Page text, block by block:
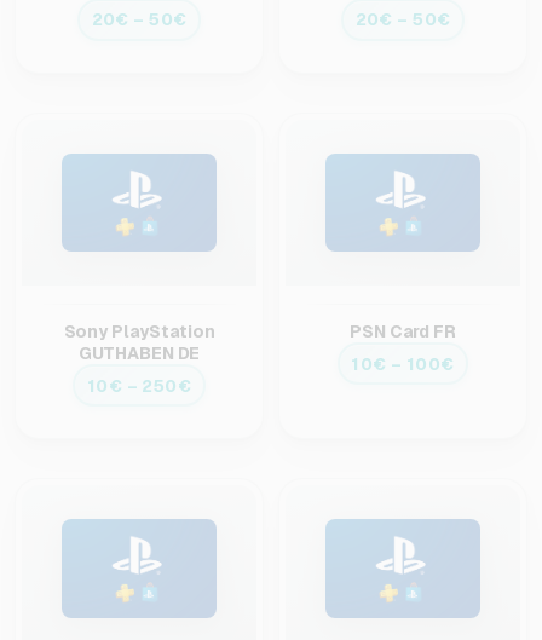
20€ – 50€
20€ – 50€
Sony PlayStation
GUTHABEN DE
10€ – 250€
PSN Card FR
10€ – 100€